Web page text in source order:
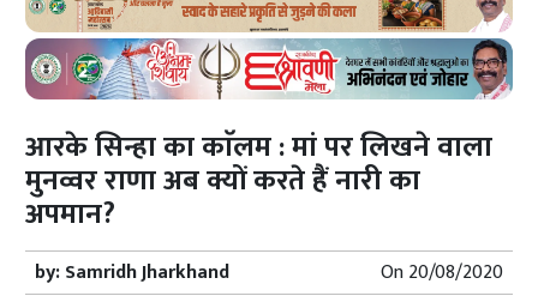
आरके सिन्हा का काॅलम : मां पर लिखने वाला
मुनव्वर राणा अब क्यों करते हैं नारी का
अपमान?
by:Samridh Jharkhand On20/08/2020